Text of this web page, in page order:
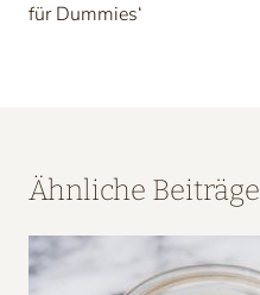
für Dummies‘
Ähnliche Beiträge